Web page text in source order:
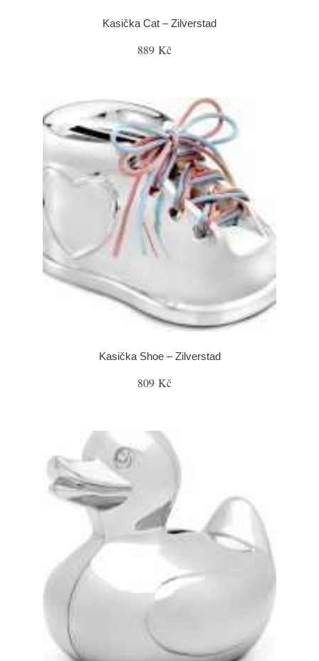
Kasička Cat – Zilverstad
889 Kč
Kasička Shoe – Zilverstad
809 Kč